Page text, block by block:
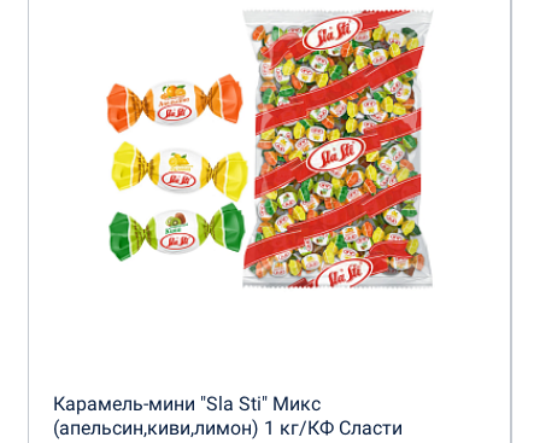
Карамель-мини "Sla Sti" Микс
(апельсин,киви,лимон) 1 кг/КФ Сласти